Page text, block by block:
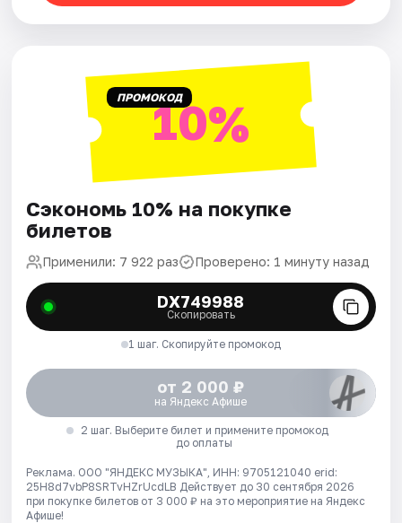
ПРОМОКОД10%
Сэкономь 10% на покупке
билетов
Применили: 7 922 раз Проверено: 1 минуту назад
DX749988
Скопировать
1 шаг. Скопируйте промокод
от 2 000 ₽
на Яндекс Афише
2 шаг. Выберите билет и примените промокод
до оплаты
Реклама. ООО "ЯНДЕКС МУЗЫКА", ИНН: 9705121040 erid:
25H8d7vbP8SRTvHZrUcdLB Действует до 30 сентября 2026
при покупке билетов от 3 000 ₽ на это мероприятие на Яндекс
Афише!